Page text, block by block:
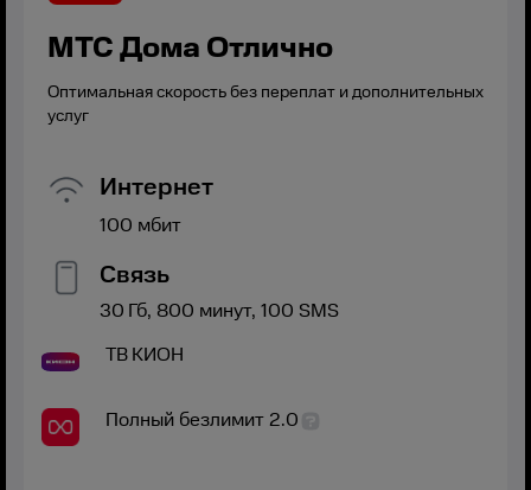
МТС Дома Отлично
Оптимальная скорость без переплат и дополнительных
услуг
Интернет
100 мбит
Связь
30 Гб, 800 минут, 100 SMS
ТВКИОН
Полный безлимит 2.0